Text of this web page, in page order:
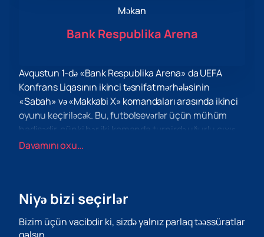
Məkan
Bank Respublika Arena
Avqustun 1-də «Bank Respublika Arena» da UEFA
Konfrans Liqasının ikinci təsnifat mərhələsinin
«Sabah» və «Makkabi X» komandaları arasında ikinci
oyunu keçiriləcək. Bu, futbolsevərlər üçün mühüm
hadisədir, çünki hər iki komanda turnirdə uğurlu çıxış
etməyə çalışır. turnir. Rəqiblərin səviyyəsini nəzərə alsaq,
keçiriləcək Sabah - Maccabi X matçına, UEFA
imkanı var.
Davamını oxu...
Niyə bizi seçirlər
Bizim üçün vacibdir ki, sizdə yalnız parlaq təəssüratlar